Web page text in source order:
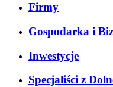
Firmy
Gospodarka i
Inwestycje
Specjaliści z